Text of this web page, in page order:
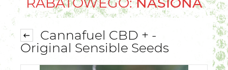
Cannafuel CBD + -
Original Sensible Seeds